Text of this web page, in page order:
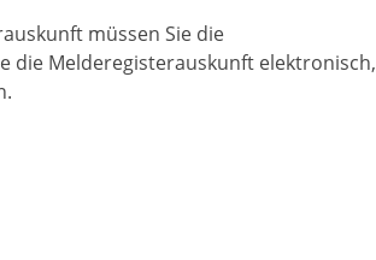
müssen Sie die
die Melderegisterauskunft elektronisch,